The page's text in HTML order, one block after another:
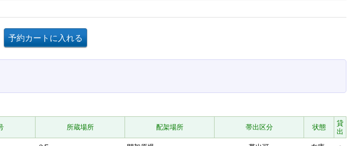
所蔵場所 配架場所 帯出区分 状態
貸
出